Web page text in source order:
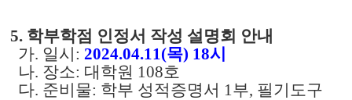
5. 학부학점 인정서 작성 설명회 안내
가. 일시: 2024.04.11(목) 18시
나. 장소: 대학원 108호
다. 준비물: 학부 성적증명서 1부, 필기도구